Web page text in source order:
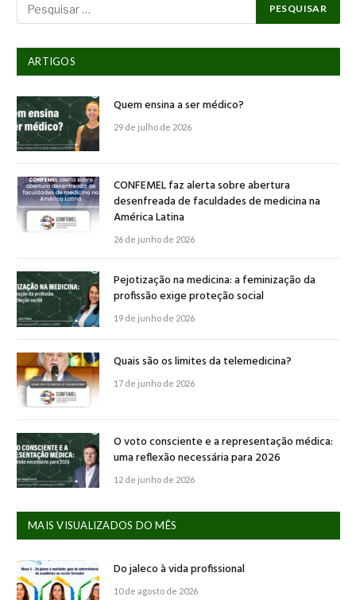
ARTIGOS
Quem ensina a ser médico?
29 de julho de 2026
CONFEMEL faz alerta sobre abertura
desenfreada de faculdades de medicina na
América Latina
26 de junho de 2026
Pejotização na medicina: a feminização da
profissão exige proteção social
19 de junho de 2026
Quais são os limites da telemedicina?
17 de junho de 2026
O voto consciente e a representação médica:
uma reflexão necessária para 2026
12 de junho de 2026
MAIS VISUALIZADOS DO MÊS
Do jaleco à vida profissional
10 de agosto de 2026